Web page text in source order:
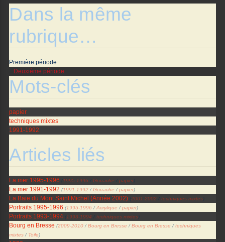
Dans la même
rubrique…
Première période
Deuxième période
Mots-clés
papier
techniques mixtes
1991-1992
Articles liés
La mer 1995-1996 (1995-1996 /Gouache /papier)
La mer 1991-1992 (1991-1992 /Gouache /papier)
La Baie du Mont Saint Michel (Année 2002) (2001-2002 /techniques mixtes)
Portraits 1995-1996 (1995-1996 /Acrylique /papier)
Portraits 1993-1994 (1993-1994 /techniques mixtes)
Bourg en Bresse (2009-2010 /Bourg en Bresse /Bourg en Bresse /techniques
mixtes / Toile)